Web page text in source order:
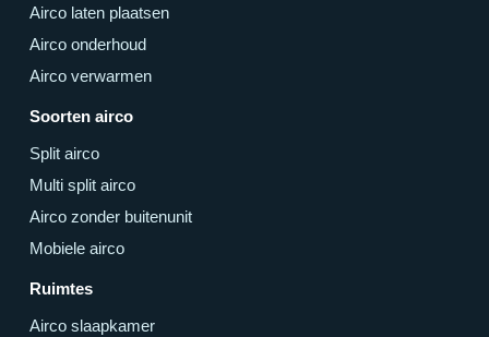
Airco laten plaatsen
Airco onderhoud
Airco verwarmen
Soorten airco
Split airco
Multi split airco
Airco zonder buitenunit
Mobiele airco
Ruimtes
Airco slaapkamer